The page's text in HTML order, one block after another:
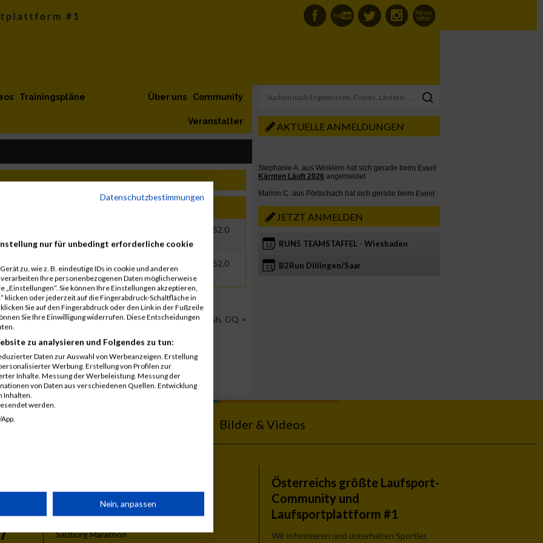
Trainingspläne Community
Über uns
Veranstalter
05:24:52.0
AUT 02:10:48.9 05:24:52.0
Position, DNS = Did not start, DNF = Did not finish, DQ =
AKTUELLE ANMELDUNGEN
JETZT ANMELDEN
12 RUN5 TEAMSTAFFEL - Wiesbaden
13 B2Run Dillingen/Saar
Bilder & Videos
Vienna City Marathon
Salzburg Marathon
Österreichs größte Laufsport-
Community und
Laufsportplattform #1
Wir informieren und unterhalten Sportler,
Datenschutzbestimmungen
nur für unbedingt erforderliche cookie
zu, wie z. B. eindeutige IDs in cookie und anderen
Ihre personenbezogenen Daten möglicherweise
Sie können Ihre Einstellungen akzeptieren,
klicken oder jederzeit auf die Fingerabdruck-Schaltfläche in
Sie auf den Fingerabdruck oder den Link in der Fußzeile
Sie Ihre Einwilligung widerrufen. Diese Entscheidungen
zu analysieren und Folgendes zu tun:
Daten zur Auswahl von Werbeanzeigen. Erstellung
Werbung. Erstellung von Profilen zur
Inhalte. Messung der Werbeleistung. Messung der
von Daten aus verschiedenen Quellen. Entwicklung
Inhalten.
werden.
Nein, anpassen